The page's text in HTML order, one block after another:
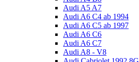
Audi A5 A7
Audi A6 C4 ab 1994
Audi A6 C5 ab 1997
Audi A6 C6
Audi A6 C7
Audi A8 - V8